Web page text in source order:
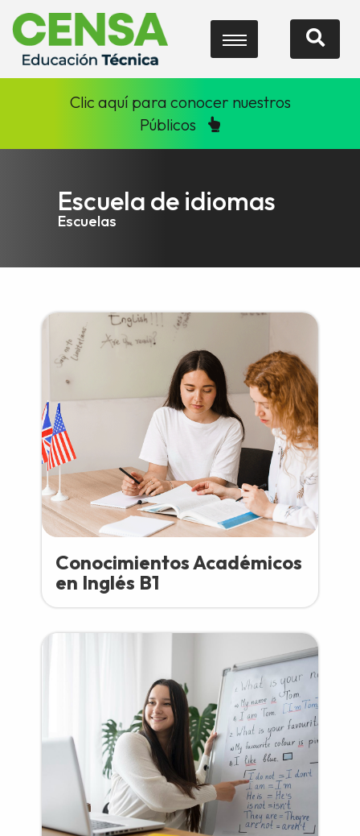
Clic aquí para conocer nuestros
Públicos
Escuela de idiomas
Escuelas
Conocimientos Académicos
en Inglés B1